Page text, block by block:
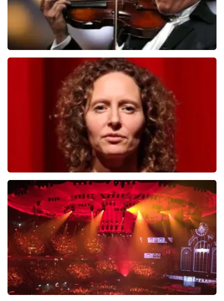
Andre Rieu
laatste 30 minuten
BESTEL NU
Esther van der Voort
488laatste 30 minuten
BESTEL NU